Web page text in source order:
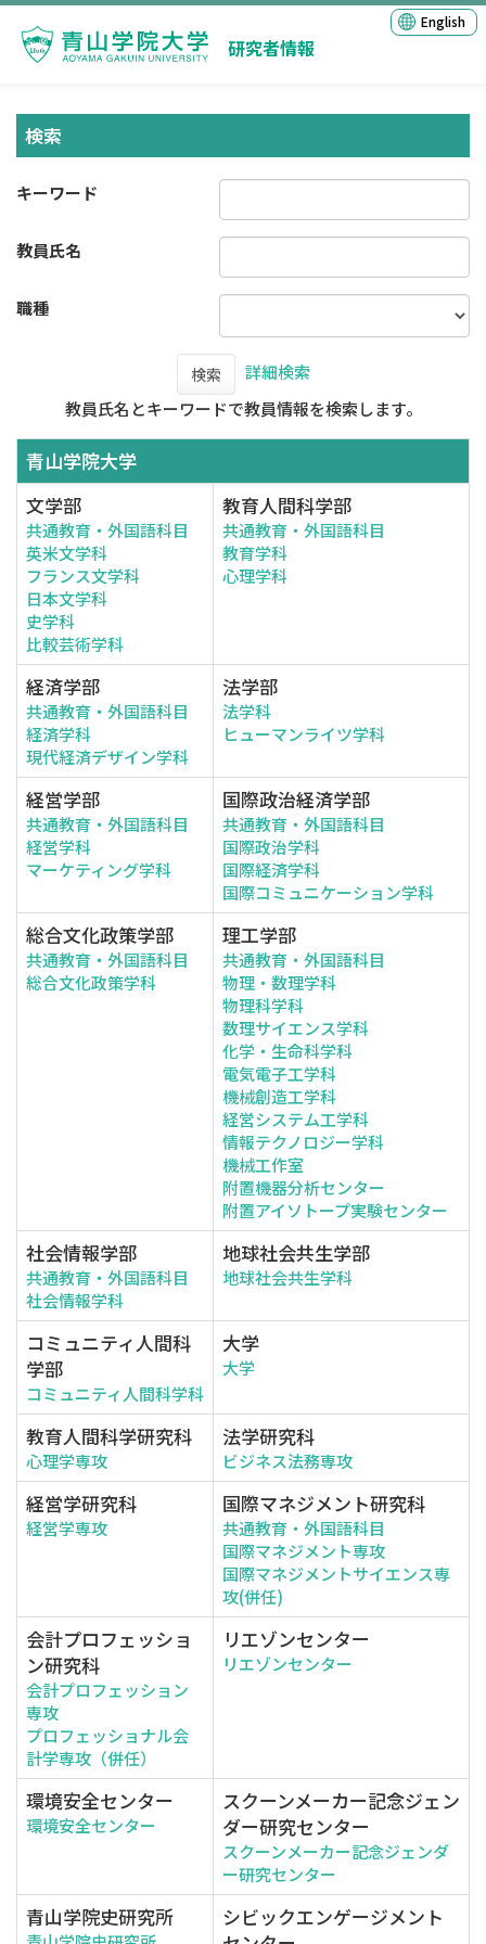
研究者情報
English
検索
キーワード
教員氏名
職種
検索
詳細検索
教員氏名とキーワードで教員情報を検索します。
青山学院大学
文学部
共通教育・外国語科目
英米文学科
フランス文学科
日本文学科
史学科
比較芸術学科
教育人間科学部
共通教育・外国語科目
教育学科
心理学科
経済学部
共通教育・外国語科目
経済学科
現代経済デザイン学科
法学部
法学科
ヒューマンライツ学科
経営学部
共通教育・外国語科目
経営学科
マーケティング学科
国際政治経済学部
共通教育・外国語科目
国際政治学科
国際経済学科
国際コミュニケーション学科
総合文化政策学部
共通教育・外国語科目
総合文化政策学科
理工学部
共通教育・外国語科目
物理・数理学科
物理科学科
数理サイエンス学科
化学・生命科学科
電気電子工学科
機械創造工学科
経営システム工学科
情報テクノロジー学科
機械工作室
附置機器分析センター
附置アイソトープ実験センター
社会情報学部
共通教育・外国語科目
社会情報学科
地球社会共生学部
地球社会共生学科
コミュニティ人間科
学部
コミュニティ人間科学科
大学
大学
教育人間科学研究科
心理学専攻
法学研究科
ビジネス法務専攻
経営学研究科
経営学専攻
国際マネジメント研究科
共通教育・外国語科目
国際マネジメント専攻
国際マネジメントサイエンス専
攻(併任)
会計プロフェッショ
ン研究科
会計プロフェッション
専攻
プロフェッショナル会
計学専攻（併任）
リエゾンセンター
リエゾンセンター
環境安全センター
環境安全センター
スクーンメーカー記念ジェン
ダー研究センター
スクーンメーカー記念ジェンダ
ー研究センター
青山学院史研究所
シビックエンゲージメント